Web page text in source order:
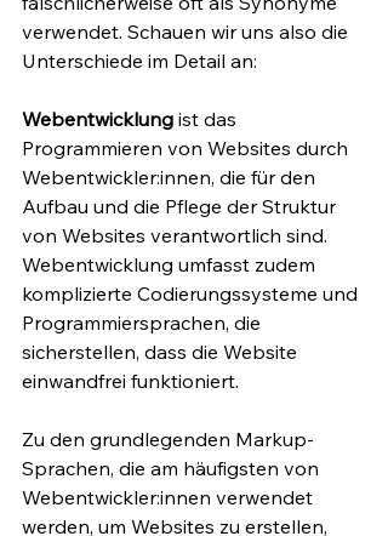
verwendet. Schauen wir uns also die
Unterschiede im Detail an:
Webentwicklung ist das
Programmieren von Websites durch
Webentwickler:innen, die für den
Aufbau und die Pflege der Struktur
von Websites verantwortlich sind.
Webentwicklung umfasst zudem
komplizierte Codierungssysteme und
Programmiersprachen, die
sicherstellen, dass die Website
einwandfrei funktioniert.
Zu den grundlegenden Markup-
Sprachen, die am häufigsten von
Webentwickler:innen verwendet
werden, um Websites zu erstellen,